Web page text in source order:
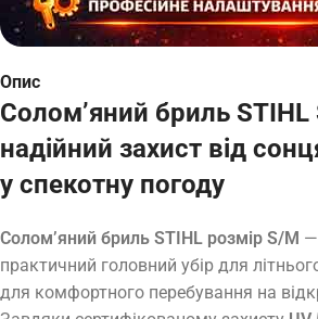
Опис
Солом’яний бриль STIHL
надійний захист від
у спекотну погоду
Солом’яний бриль STIHL розмір S/M —
практичний головний убір для
для комфортного перебування на